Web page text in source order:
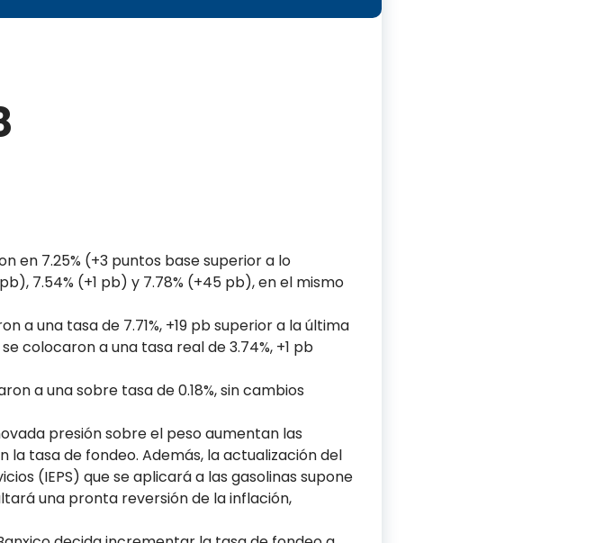
en 7.25% (+3 puntos base superior a lo
7.54% (+1 pb) y 7.78% (+45 pb), en el mismo
a una tasa de 7.71%, +19 pb superior a la última
colocaron a una tasa real de 3.74%, +1 pb
a una sobre tasa de 0.18%, sin cambios
presión sobre el peso aumentan las
la tasa de fondeo. Además, la actualización del
(IEPS) que se aplicará a las gasolinas supone
una pronta reversión de la inflación,